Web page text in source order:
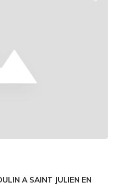
A SAINT JULIEN EN